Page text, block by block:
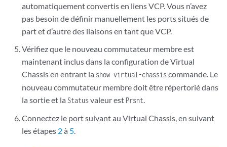
automatiquement convertis en liens VCP. Vous n’avez
pas besoin de définir manuellement les ports situés de
part et d’autre des liaisons en tant que VCP.
Vérifiez que le nouveau commutateur membre est
maintenant inclus dans la configuration de Virtual
Chassis en entrant la show virtual-chassiscommande. Le
nouveau commutateur membre doit être répertorié dans
la sortie et la Statusvaleur estPrsnt
Connectez le port suivant au Virtual Chassis, en suivant
les étapes 2à 5